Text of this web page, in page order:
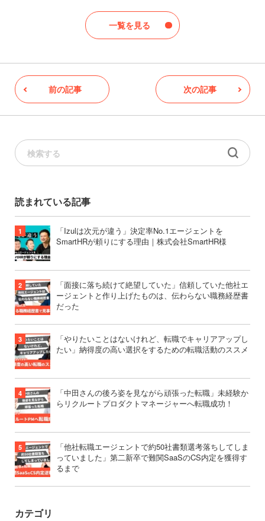
一覧を見る
前の記事 次の記事
読まれている記事
「Izulは次元が違う」決定率No.1エージェントを
SmartHRが頼りにする理由｜株式会社SmartHR様
「面接に落ち続けて絶望していた」信頼していた他社エ
ージェントと作り上げたものは、伝わらない職務経歴書
だった
「やりたいことはないけれど、転職でキャリアアップし
たい」納得度の高い選択をするための転職活動のススメ
「中田さんの後ろ姿を見ながら頑張った転職」未経験か
らリクルートプロダクトマネージャーへ転職成功！
「他社転職エージェントで約50社書類選考落ちしてしま
っていました」第二新卒で難関SaaSのCS内定を獲得す
るまで
カテゴリ